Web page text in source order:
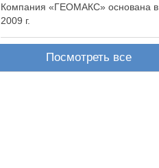
Компания «ГЕОМАКС» основана в
2009 г.
Посмотреть все